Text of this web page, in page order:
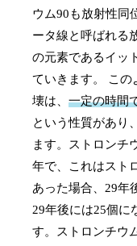
ウム90も放射性同
ータ線と呼ばれる
の元素であるイッ
ていきます。 この
壊は、一定の時間
という性質があり
ます。ストロンチ
年で、これはスト
あった場合、29年
29年後には25個に
す。ストロンチウ